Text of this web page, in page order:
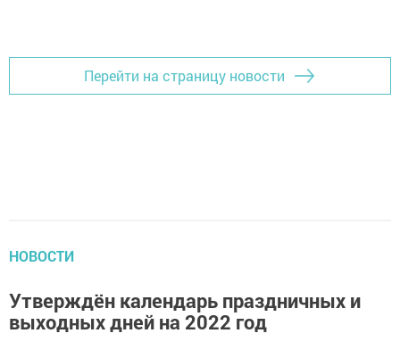
Перейти на страницу новости
НОВОСТИ
Утверждён календарь праздничных и
выходных дней на 2022 год